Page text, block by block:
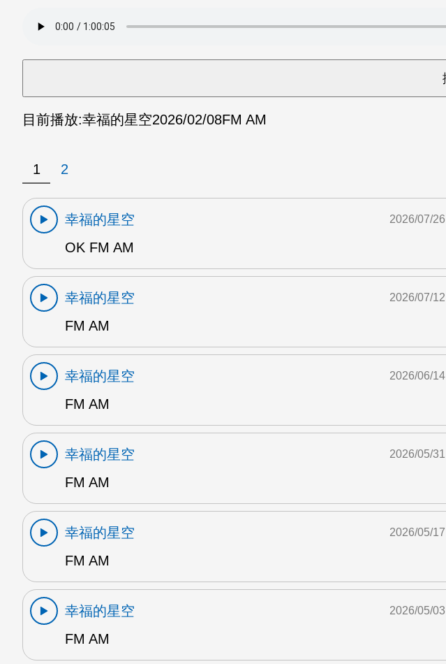
目前播放:幸福的星空2026/02/08FM AM
1 2
幸福的星空
OK FM AM
2026/07/26
幸福的星空
FM AM
2026/07/12
幸福的星空
FM AM
2026/06/14
幸福的星空
FM AM
2026/05/31
幸福的星空
FM AM
2026/05/17
幸福的星空
FM AM
2026/05/03